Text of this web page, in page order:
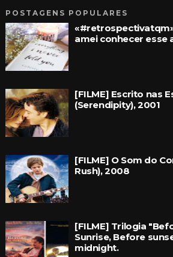
POSTAGENS POPULARES
amei conhecer esse
[FILME] Escrito nas
(Serendipity), 2001
[FILME] O Som do
Rush), 2008
[FILME] Trilogia
Sunrise, Before
midnight.